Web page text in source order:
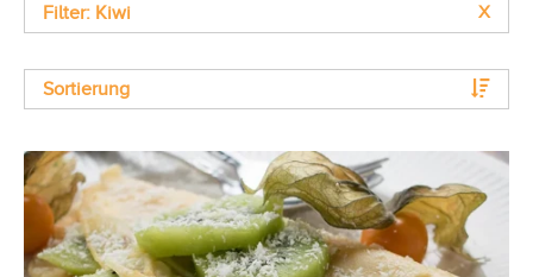
Filter: Kiwi X
Sortierung